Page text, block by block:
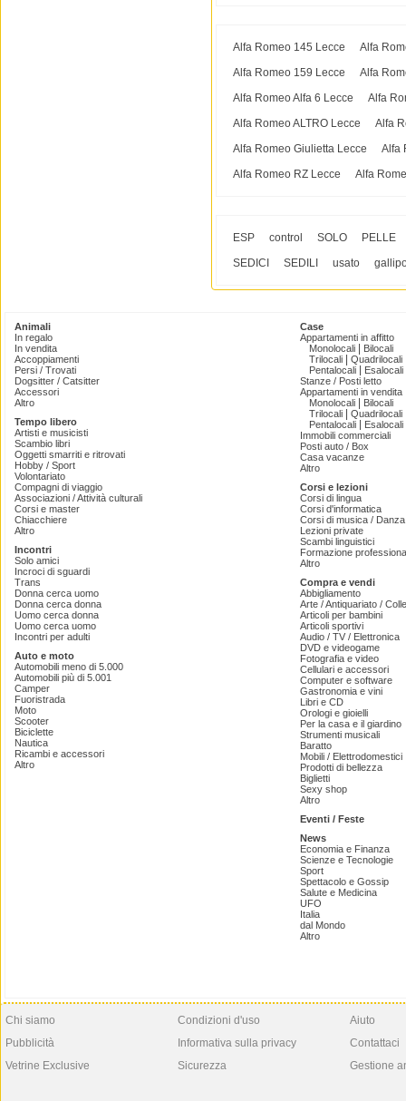
Alfa Romeo 145 Lecce
Alfa
Alfa Romeo 159 Lecce
Alfa
Alfa Romeo Alfa 6 Lecce
Alfa
Alfa Romeo ALTRO Lecce
Alfa
Alfa Romeo Giulietta Lecce
Alfa
Alfa Romeo RZ Lecce
Alfa
ESP control SOLO
PELLE
SEDICI
SEDILI usato
Animali
In regalo
In vendita
Accoppiamenti
Persi / Trovati
Dogsitter / Catsitter
Accessori
Altro
Tempo libero
Artisti e musicisti
Scambio libri
Oggetti smarriti e ritrovati
Hobby / Sport
Volontariato
Compagni di viaggio
Associazioni / Attività culturali
Corsi e master
Chiacchiere
Altro
Incontri
Solo amici
Incroci di sguardi
Trans
Donna cerca uomo
Donna cerca donna
Uomo cerca donna
Uomo cerca uomo
Incontri per adulti
Auto e moto
Automobili meno di 5.000
Automobili più di 5.001
Camper
Fuoristrada
Moto
Scooter
Biciclette
Nautica
Ricambi e accessori
Altro
Case
Appartamenti in affitto
Monolocali
Bilocali
Trilocali
Quadrilocali
Pentalocali
Esalocali
Stanze / Posti letto
Appartamenti in vendita
Monolocali
Bilocali
Trilocali
Quadrilocali
Pentalocali
Esalocali
Immobili commerciali
Posti auto / Box
Casa vacanze
Altro
Corsi e lezioni
Corsi di lingua
Corsi d'informatica
Corsi di musica /
Lezioni private
Scambi linguistici
Formazione
Altro
Compra e vendi
Abbigliamento
Arte / Antiquariato /
Articoli per bambini
Articoli sportivi
Audio / TV / Elettronica
DVD e videogame
Fotografia e video
Cellulari e accessori
Computer e software
Gastronomia e vini
Libri e CD
Orologi e gioielli
Per la casa e il giardino
Strumenti musicali
Baratto
Mobili / Elettrodomestici
Prodotti di bellezza
Biglietti
Sexy shop
Altro
Eventi / Feste
News
Economia e Finanza
Scienze e Tecnologie
Sport
Spettacolo e Gossip
Salute e Medicina
UFO
Italia
dal Mondo
Altro
Chi siamo
Pubblicità
Vetrine Exclusive
Condizioni d'uso
Informativa sulla privacy
Sicurezza
Aiuto
Contattaci
Gestione